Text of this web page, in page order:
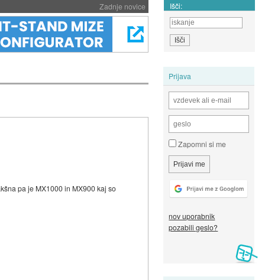
Zadnje novice Išči:
Prijava
Zapomni si me
nov uporabnik
pozabili geslo?
pa je MX1000 in MX900 kaj so